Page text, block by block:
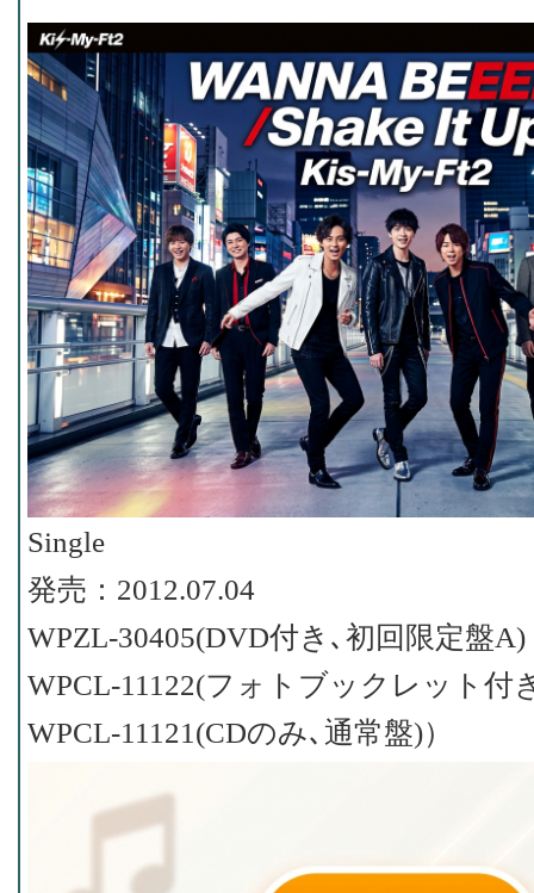
Single
発売：2012.07.04
WPZL-30405(DVD付き､初回限定盤A)
WPCL-11122(フォトブックレット付
WPCL-11121(CDのみ､通常盤)）